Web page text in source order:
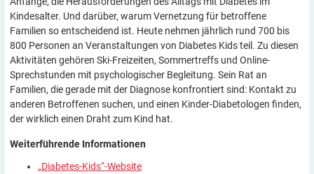
Kindesalter. Und darüber, warum Vernetzung für betroffene
Familien so entscheidend ist. Heute nehmen jährlich rund 700 bis
800 Personen an Veranstaltungen von Diabetes Kids teil. Zu diesen
Aktivitäten gehören Ski-Freizeiten, Sommertreffs und Online-
Sprechstunden mit psychologischer Begleitung. Sein Rat an
Familien, die gerade mit der Diagnose konfrontiert sind: Kontakt zu
anderen Betroffenen suchen, und einen Kinder-Diabetologen finden,
der wirklich einen Draht zum Kind hat.
Weiterführende Informationen
„Diabetes-Kids“-Website